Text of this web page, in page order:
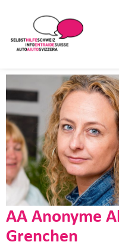
AA Anonyme
Grenchen